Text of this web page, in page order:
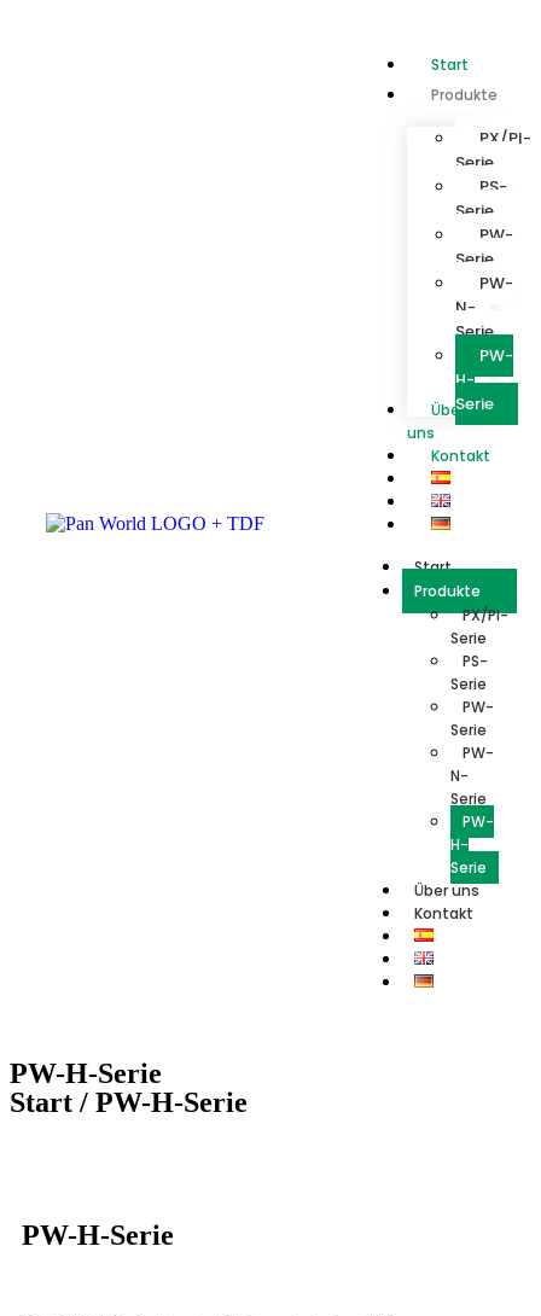
Start
Produkte
PX/PI-
Serie
PS-
Serie
PW-
Serie
PW-
N-
Serie
PW-
H-
Serie
Über
uns
Kontakt
Start
Produkte
PX/PI-
Serie
PS-
Serie
PW-
Serie
PW-
N-
Serie
PW-
H-
Serie
Über uns
Kontakt
PW-H-Serie
Start / PW-H-Serie
PW-H-Serie